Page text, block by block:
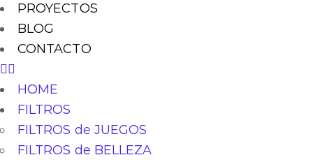
PROYECTOS
BLOG
CONTACTO
HOME
FILTROS
FILTROS de JUEGOS
FILTROS de BELLEZA